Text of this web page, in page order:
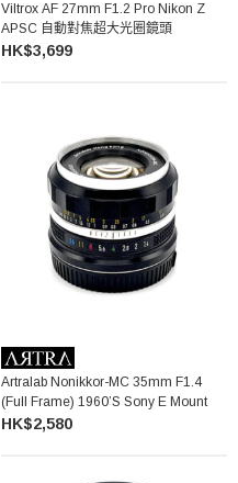
Viltrox AF 27mm F1.2 Pro Nikon Z
APSC 自動對焦超大光圈鏡頭
HK$3,699
Artralab Nonikkor-MC 35mm F1.4
(Full Frame) 1960’s Sony E Mount
HK$2,580